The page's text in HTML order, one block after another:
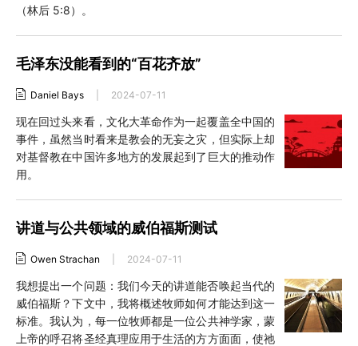
（林后 5:8）。
毛泽东没能看到的“百花齐放”
Daniel Bays 2024-07-11
现在回过头来看，文化大革命作为一起覆盖全中国的
事件，虽然当时看来是教会的无妄之灾，但实际上却
对基督教在中国许多地方的发展起到了巨大的推动作
用。
讲道与公共领域的威伯福斯测试
Owen Strachan 2024-07-11
我想提出一个问题：我们今天的讲道能否唤起当代的
威伯福斯？下文中，我将概述牧师如何才能达到这一
标准。我认为，每一位牧师都是一位公共神学家，蒙
上帝的呼召将圣经真理应用于生活的方方面面，使祂